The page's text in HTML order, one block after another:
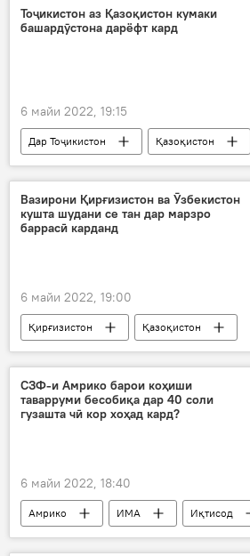
Тоҷикистон аз Қазоқистон кумаки
башардӯстона дарёфт кард
6 майи 2022, 19:15
Дар Тоҷикистон
Қазоқистон
Иҷтимоъ
кӯмак
Вазирони Қирғизистон ва Ӯзбекистон
кушта шудани се тан дар марзро
баррасӣ карданд
6 майи 2022, 19:00
Қирғизистон
Қазоқистон
баҳси сарҳадӣ
ҳалокат
СЗФ-и Амрико барои коҳиши
таварруми бесобиқа дар 40 соли
гузашта чӣ кор хоҳад кард?
6 майи 2022, 18:40
Амрико ИМА
Иқтисод
таваррум
Сиёсат тиҷорат